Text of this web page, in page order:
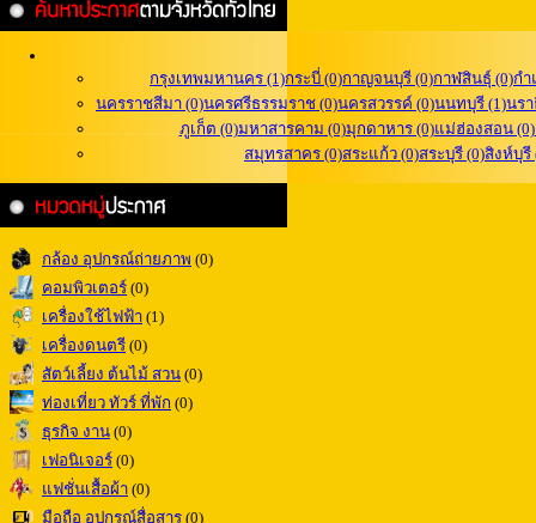
กรุงเทพมหานคร (1)กระบี่ (0)กาญจนบุรี (0)กาฬสินธุ์ (0)กำ
นครราชสีมา (0)นครศรีธรรมราช (0)นครสวรรค์ (0)นนทบุรี (1)นรา
ภูเก็ต (0)มหาสารคาม (0)มุกดาหาร (0)แม่ฮ่องสอน (0)
สมุทรสาคร (0)สระแก้ว (0)สระบุรี (0)สิงห์บุรี
กล้อง อุปกรณ์ถ่ายภาพ (0)
คอมพิวเตอร์ (0)
เครื่องใช้ไฟฟ้า (1)
เครื่องดนตรี (0)
สัตว์เลี้ยง ต้นไม้ สวน (0)
ท่องเที่ยว ทัวร์ ที่พัก (0)
ธุรกิจ งาน (0)
เฟอนิเจอร์ (0)
แฟชั่นเสื้อผ้า (0)
มือถือ อุปกรณ์สื่อสาร (0)